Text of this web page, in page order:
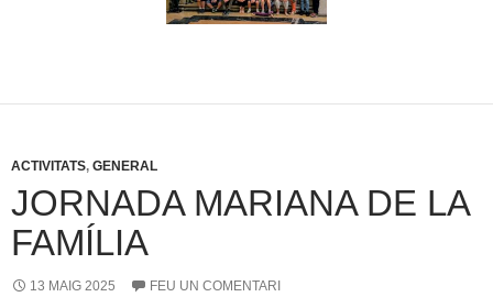
ACTIVITATS, GENERAL
JORNADA MARIANA DE LA
FAMÍLIA
13 MAIG 2025 FEU UN COMENTARI